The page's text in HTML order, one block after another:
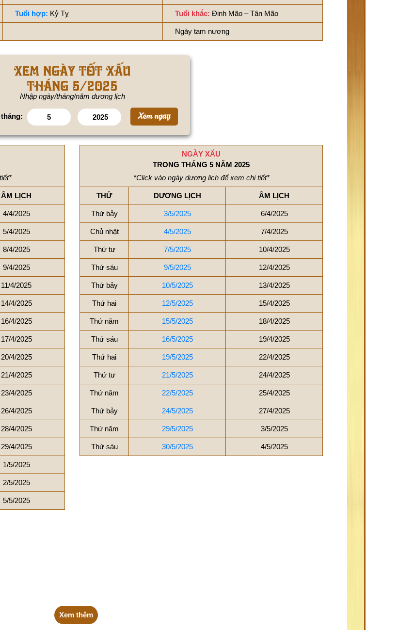
Tuổi hợp: Kỷ Tỵ Tuổi khắc: Đinh Mão – Tân Mão
Ngày tam nương
Xem ngày tốt xấu
tháng 5/2025
Nhập ngày/tháng/năm dương lịch
ÂM LỊCH
4/4/2025
5/4/2025
8/4/2025
9/4/2025
11/4/2025
14/4/2025
16/4/2025
17/4/2025
20/4/2025
21/4/2025
23/4/2025
26/4/2025
28/4/2025
29/4/2025
1/5/2025
2/5/2025
5/5/2025
NGÀY XẤU
TRONG THÁNG 5 NĂM 2025
*Click vào ngày dương lịch để xem chi tiết*
THỨ DƯƠNG LỊCH ÂM LỊCH
Thứ bảy 3/5/2025 6/4/2025
Chủ nhật 4/5/2025 7/4/2025
Thứ tư 7/5/2025 10/4/2025
Thứ sáu 9/5/2025 12/4/2025
Thứ bảy 10/5/2025 13/4/2025
Thứ hai 12/5/2025 15/4/2025
Thứ năm 15/5/2025 18/4/2025
Thứ sáu 16/5/2025 19/4/2025
Thứ hai 19/5/2025 22/4/2025
Thứ tư 21/5/2025 24/4/2025
Thứ năm 22/5/2025 25/4/2025
Thứ bảy 24/5/2025 27/4/2025
Thứ năm 29/5/2025 3/5/2025
Thứ sáu 30/5/2025 4/5/2025
Xem thêm